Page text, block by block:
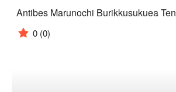
Antibes Marunochi Burikkusukuea Ten
0 (0)